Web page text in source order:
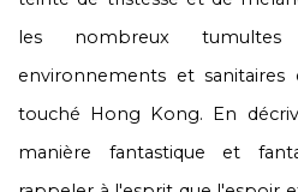
les nombreux tumultes
environnements et
touché Hong Kong. En
manière fantastique et